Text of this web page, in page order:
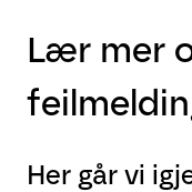
Lær mer
Her går vi